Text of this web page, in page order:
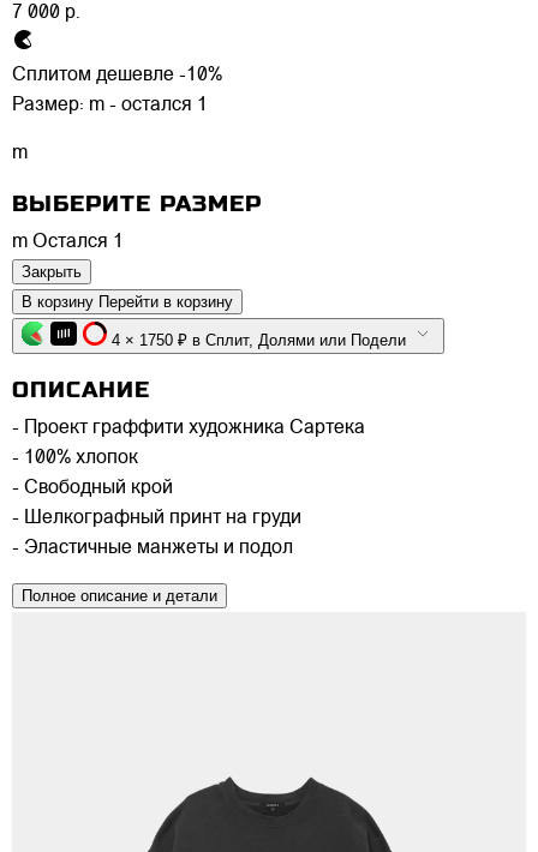
7 000 р.
Сплитом дешевле -10%
Размер: m - остался 1
m
ВЫБЕРИТЕ РАЗМЕР
m Остался 1
Закрыть
В корзину Перейти в корзину
4 × 1750 ₽ в Сплит, Долями или Подели
ОПИСАНИЕ
- Проект граффити художника Сартека
- 100% хлопок
- Свободный крой
- Шелкографный принт на груди
- Эластичные манжеты и подол
Полное описание и детали